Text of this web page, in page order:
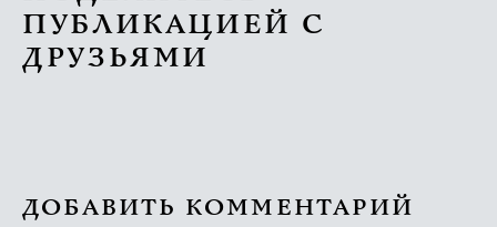
ПУБЛИКАЦИЕЙ С
ДРУЗЬЯМИ
ДОБАВИТЬ КОММЕНТАРИЙ